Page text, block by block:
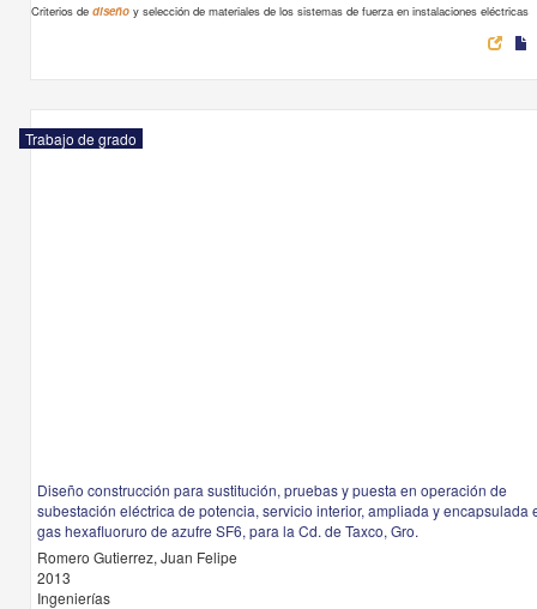
Criterios dediseño y selección de materiales de los sistemas de fuerza en instalaciones eléctricas
Trabajo de grado
Diseño construcción para sustitución, pruebas y puesta en operación de
subestación eléctrica de potencia, servicio interior, ampliada y encapsulada
gas hexafluoruro de azufre SF6, para la Cd. de Taxco, Gro.
Romero Gutierrez, Juan Felipe
2013
Ingenierías